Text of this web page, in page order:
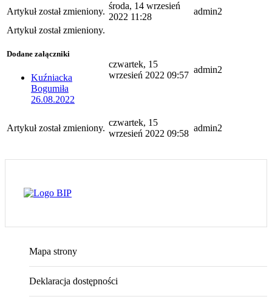
Artykuł został zmieniony.
środa, 14 wrzesień
2022 11:28
admin2
Artykuł został zmieniony.
Dodane załączniki
Kuźniacka
Bogumiła
26.08.2022
czwartek, 15
wrzesień 2022 09:57
admin2
Artykuł został zmieniony.
czwartek, 15
wrzesień 2022 09:58
admin2
Mapa strony
Deklaracja dostępności